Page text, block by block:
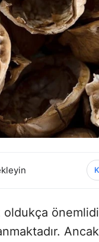
oldukça